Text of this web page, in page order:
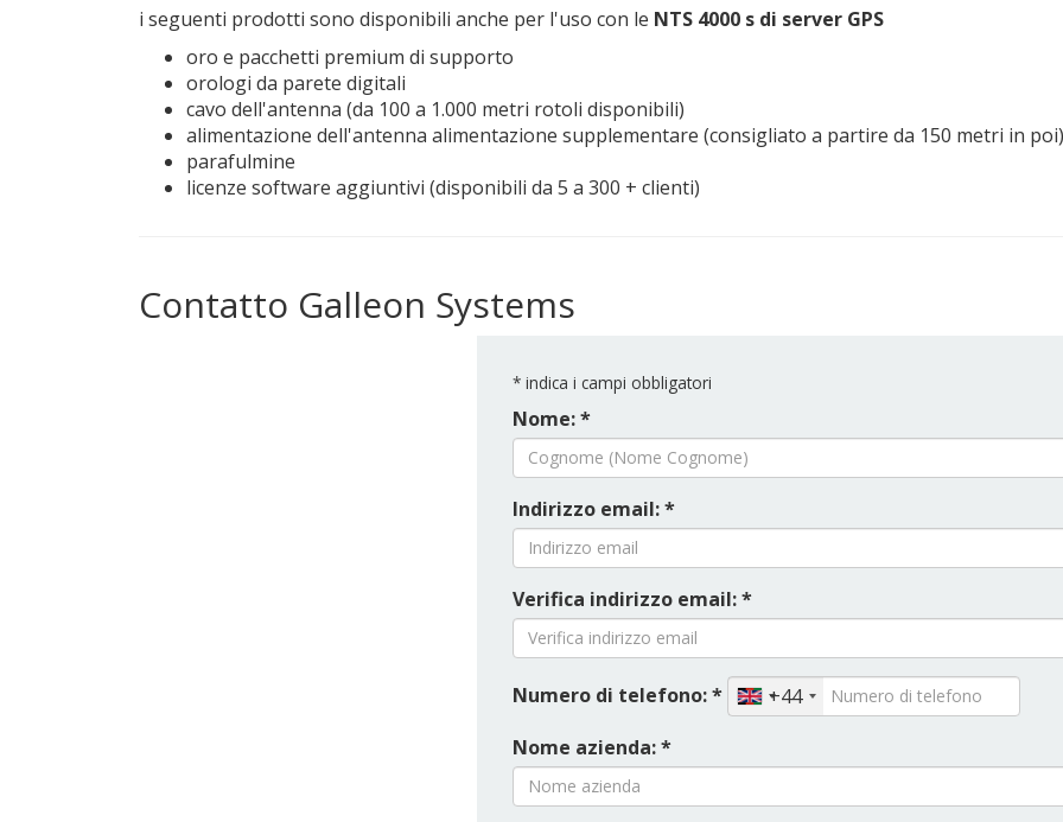
i seguenti prodotti sono disponibili anche per l'uso con le NTS 4000 s di server GPS
oro e pacchetti premium di supporto
orologi da parete digitali
cavo dell'antenna (da 100 a 1.000 metri rotoli disponibili)
alimentazione dell'antenna alimentazione supplementare (consigliato a partire da 150 metri in poi)
parafulmine
licenze software aggiuntivi (disponibili da 5 a 300 + clienti)
Contatto Galleon Systems
* indica i campi obbligatori
Nome: *
Indirizzo email: *
Verifica indirizzo email: *
Numero di telefono: *
+44
Nome azienda: *